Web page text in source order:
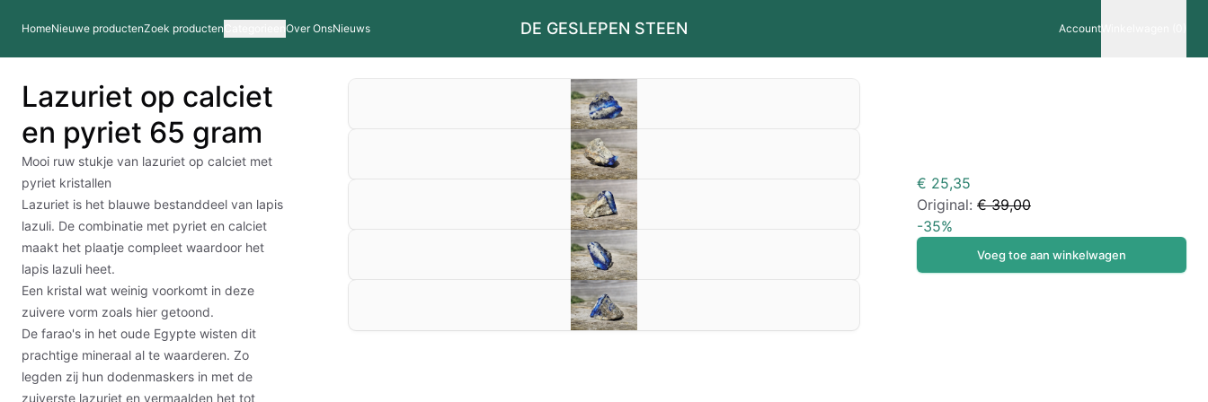
HomeNieuwe productenZoek producten Over OnsNieuws DE GESLEPEN STEEN Account
Lazuriet op calciet
en pyriet 65 gram
Mooi ruw stukje van lazuriet op calciet met
pyriet kristallen
Lazuriet is het blauwe bestanddeel van lapis
lazuli. De combinatie met pyriet en calciet
maakt het plaatje compleet waardoor het
lapis lazuli heet.
Een kristal wat weinig voorkomt in deze
zuivere vorm zoals hier getoond.
De farao's in het oude Egypte wisten dit
prachtige mineraal al te waarderen. Zo
legden zij hun dodenmaskers in met de
zuiverste lazuriet en vermaalden het tot
€ 25,35
Original: € 39,00
-35%
Voeg toe aan winkelwagen